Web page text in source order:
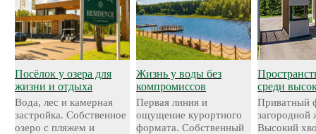
Посёлок у озера для
жизни и отдыха
Вода, лес и камерная
застройка. Собственное
озеро с пляжем и
Жизнь у воды без
компромиссов
Первая линия и
ощущение курортного
формата. Собственный
среди
Приватный
загородной
Высокий